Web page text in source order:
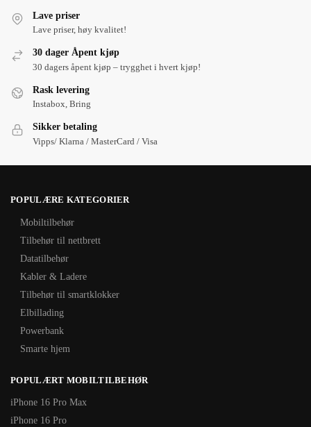
Lave priser
Lave priser, høy kvalitet!
30 dager Åpent kjøp
30 dagers åpent kjøp – trygghet i hvert kjøp!
Rask levering
Instabox, Bring
Sikker betaling
Vipps/ Klarna / MasterCard / Visa
POPULÆRE KATEGORIER
Mobiltilbehør
Tilbehør til nettbrett
Datatilbehør
Kabler & Ladere
Tilbehør til smartklokker
Elbillading
Powerbank
Smarte hjem
POPULÆRT MOBILTILBEHØR
iPhone 16 Pro Max
iPhone 16 Pro